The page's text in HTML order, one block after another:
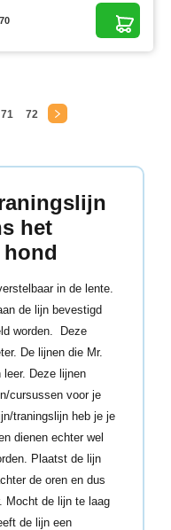
71 72 →
het
in de lente.
de lijn bevestigd
worden. Deze
De lijnen die Mr.
Deze lijnen
cursussen voor je
traningslijn heb je je
dienen echter wel
Plaatst de lijn
de oren en dus
Mocht de lijn te laag
de lijn een